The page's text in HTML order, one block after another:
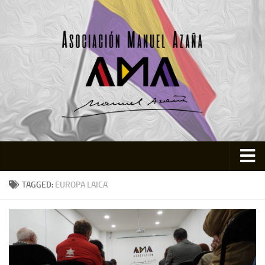
Inicio
Quienes somos
Actividades
TAGGED: EUROPA LAICA